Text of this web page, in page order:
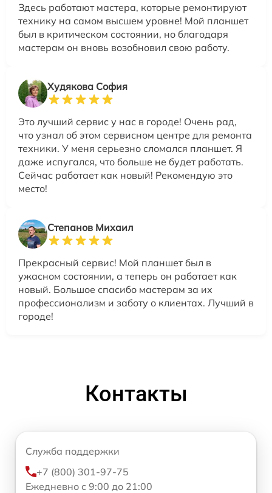
Здесь работают мастера, которые ремонтируют
технику на самом высшем уровне! Мой планшет
был в критическом состоянии, но благодаря
мастерам он вновь возобновил свою работу.
Худякова София
Это лучший сервис у нас в городе! Очень рад,
что узнал об этом сервисном центре для ремонта
техники. У меня серьезно сломался планшет. Я
даже испугался, что больше не будет работать.
Сейчас работает как новый! Рекомендую это
место!
Степанов Михаил
Прекрасный сервис! Мой планшет был в
ужасном состоянии, а теперь он работает как
новый. Большое спасибо мастерам за их
профессионализм и заботу о клиентах. Лучший в
городе!
Контакты
Служба поддержки
+7 (800) 301-97-75
Ежедневно с 9:00 до 21:00